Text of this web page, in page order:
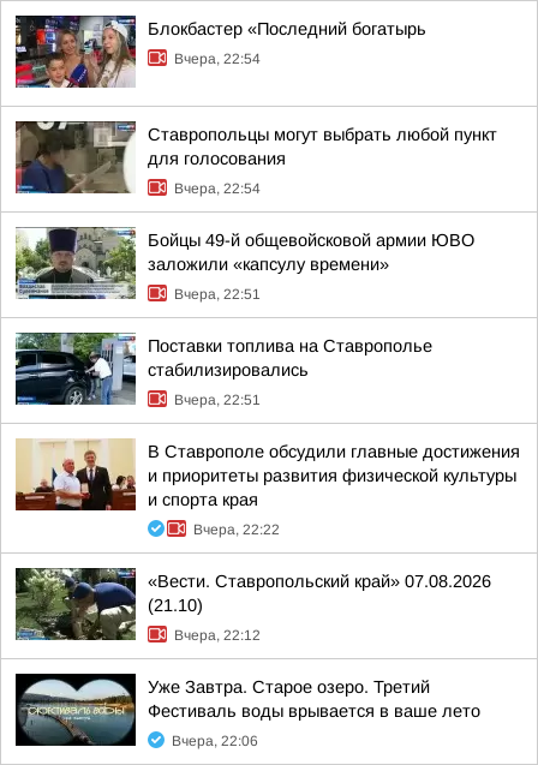
Блокбастер «Последний богатырь
Вчера, 22:54
Ставропольцы могут выбрать любой пункт
для голосования
Вчера, 22:54
Бойцы 49-й общевойсковой армии ЮВО
заложили «капсулу времени»
Вчера, 22:51
Поставки топлива на Ставрополье
стабилизировались
Вчера, 22:51
В Ставрополе обсудили главные достижения
и приоритеты развития физической культуры
и спорта края
Вчера, 22:22
«Вести. Ставропольский край» 07.08.2026
(21.10)
Вчера, 22:12
Уже Завтра. Старое озеро. Третий
Фестиваль воды врывается в ваше лето
Вчера, 22:06